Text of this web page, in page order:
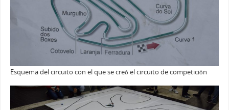
Esquema del circuito con el que se creó el circuito de competición